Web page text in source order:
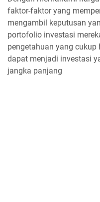
faktor-faktor yang
mengambil keputusan
portofolio investasi
pengetahuan yang
dapat menjadi investasi
jangka panjang